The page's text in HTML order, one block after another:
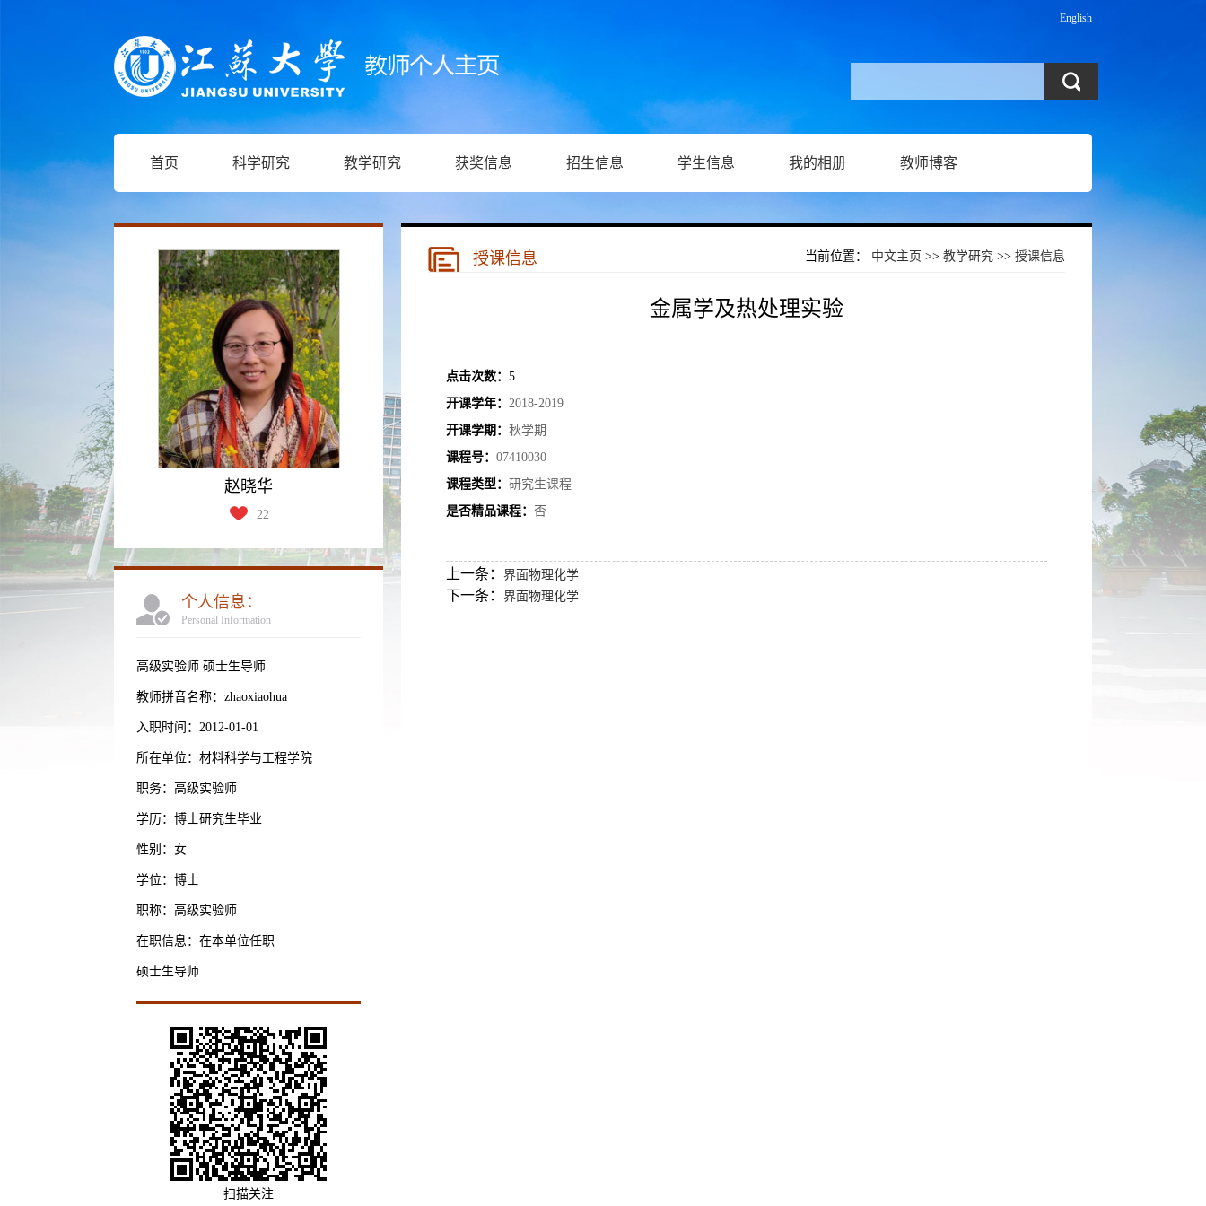
English
首页 科学研究 教学研究 获奖信息 招生信息 学生信息 我的相册 教师博客
赵晓华
22
个人信息：
Personal Information
高级实验师 硕士生导师
教师拼音名称：zhaoxiaohua
入职时间：2012-01-01
所在单位：材料科学与工程学院
职务：高级实验师
学历：博士研究生毕业
性别：女
学位：博士
职称：高级实验师
在职信息：在本单位任职
硕士生导师
扫描关注
授课信息 当前位置： 中文主页 >> 教学研究 >> 授课信息
金属学及热处理实验
点击次数： 5
开课学年： 2018-2019
开课学期： 秋学期
课程号： 07410030
课程类型： 研究生课程
是否精品课程： 否
上一条： 界面物理化学
下一条： 界面物理化学